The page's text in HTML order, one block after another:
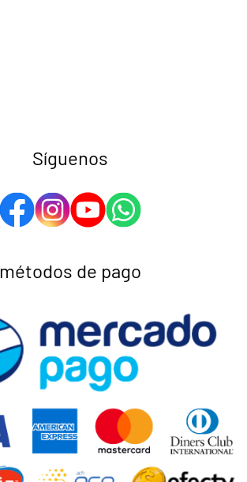
Síguenos
métodos de pago